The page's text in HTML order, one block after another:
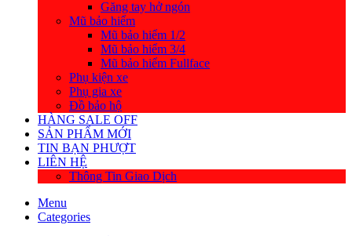
Găng tay hở ngón
Mũ bảo hiểm
Mũ bảo hiểm 1/2
Mũ bảo hiểm 3/4
Mũ bảo hiểm Fullface
Phụ kiện xe
Phụ gia xe
Đồ bảo hộ
HÀNG SALE OFF
SẢN PHẨM MỚI
TIN BẠN PHƯỢT
LIÊN HỆ
Thông Tin Giao Dịch
Menu
Categories